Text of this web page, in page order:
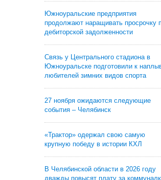
Южноуральские предприятия
продолжают наращивать просрочку
дебиторской задолженности
Связь у Центрального стадиона в
Южноуральске подготовили к
любителей зимних видов спорта
27 ноября ожидаются следующие
события – Челябинск
«Трактор» одержал свою самую
крупную победу в истории КХЛ
В Челябинской области в 2026 году
дважды повысят плату за